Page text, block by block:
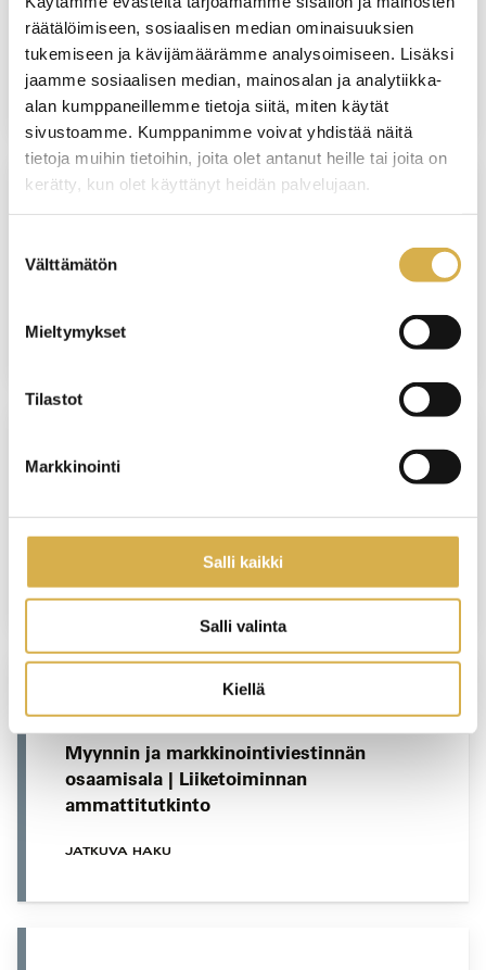
räätälöimiseen, sosiaalisen median ominaisuuksien
tukemiseen ja kävijämäärämme analysoimiseen. Lisäksi
jaamme sosiaalisen median, mainosalan ja analytiikka-
alan kumppaneillemme tietoja siitä, miten käytät
sivustoamme. Kumppanimme voivat yhdistää näitä
tietoja muihin tietoihin, joita olet antanut heille tai joita on
kerätty, kun olet käyttänyt heidän palvelujaan.
valinta
Välttämätön
Mieltymykset
Tilastot
Markkinointi
Salli kaikki
Salli valinta
Kiellä
Sähköasentaja | Sähkö- ja automaatioalan
perustutkinto
JATKUVA HAKU
Projektinhallinta | Liiketoiminnan
JATKUVA HAKU
VANTAA
Matkailupalvelujen ammattitutkinto
Myynnin ja markkinointiviestinnän
osaamisala | Liiketoiminnan
ammattitutkinto
JATKUVA HAKU